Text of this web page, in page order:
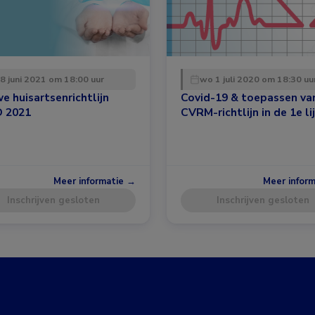
juni 2021 om 18:00 uur
huisartsenrichtlijn
2021
Meer informatie →
Inschrijven gesloten
wo 1 juli 2020 om 18:30
Covid-19 & toepassen
CVRM-richtlijn in de 1e
Meer
Inschrijven gesloten